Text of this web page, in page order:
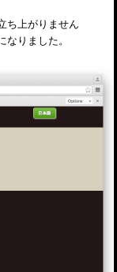
ち上がりません
りました。